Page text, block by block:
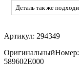
Деталь так же
Артикул: 294349
ОригинальныйНомер:
589602E000